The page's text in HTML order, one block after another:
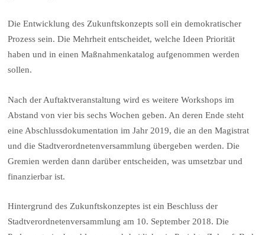
Die Entwicklung des Zukunftskonzepts soll ein demokratischer
Prozess sein. Die Mehrheit entscheidet, welche Ideen Priorität
haben und in einen Maßnahmenkatalog aufgenommen werden
sollen.
Nach der Auftaktveranstaltung wird es weitere Workshops im
Abstand von vier bis sechs Wochen geben. An deren Ende steht
eine Abschlussdokumentation im Jahr 2019, die an den Magistrat
und die Stadtverordnetenversammlung übergeben werden. Die
Gremien werden dann darüber entscheiden, was umsetzbar und
finanzierbar ist.
Hintergrund des Zukunftskonzeptes ist ein Beschluss der
Stadtverordnetenversammlung am 10. September 2018. Die